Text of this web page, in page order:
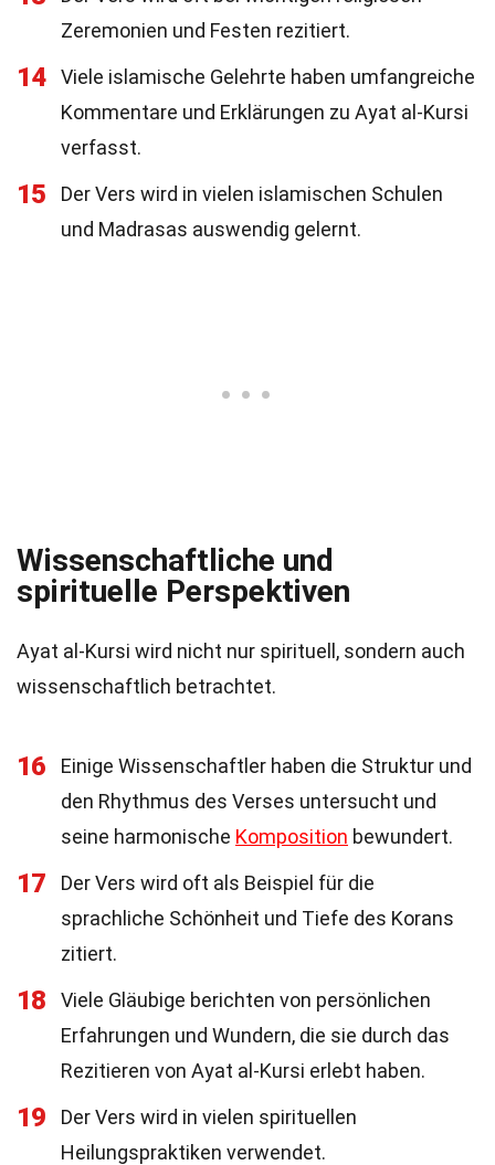
Zeremonien und Festen rezitiert.
14
Viele islamische Gelehrte haben umfangreiche
Kommentare und Erklärungen zu Ayat al-Kursi
verfasst.
15
Der Vers wird in vielen islamischen Schulen
und Madrasas auswendig gelernt.
Wissenschaftliche und
spirituelle Perspektiven
Ayat al-Kursi wird nicht nur spirituell, sondern auch
wissenschaftlich betrachtet.
16
Einige Wissenschaftler haben die Struktur und
den Rhythmus des Verses untersucht und
seine harmonische Komposition bewundert.
17
Der Vers wird oft als Beispiel für die
sprachliche Schönheit und Tiefe des Korans
zitiert.
18
Viele Gläubige berichten von persönlichen
Erfahrungen und Wundern, die sie durch das
Rezitieren von Ayat al-Kursi erlebt haben.
19
Der Vers wird in vielen spirituellen
Heilungspraktiken verwendet.